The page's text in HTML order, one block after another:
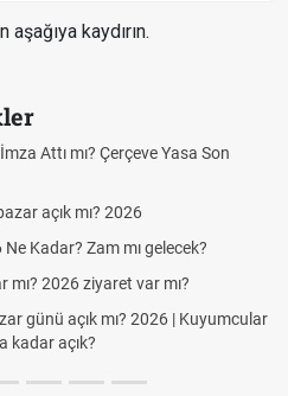
kaydırın.
Yasa Son
2026
mı gelecek?
var mı?
2026 | Kuyumcular
Hafta